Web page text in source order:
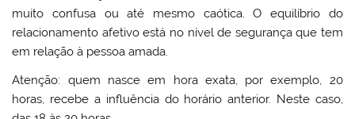
muito confusa ou até mesmo caótica. O equilíbrio do
relacionamento afetivo está no nível de segurança que tem
em relação à pessoa amada.
Atenção: quem nasce em hora exata, por exemplo, 20
horas, recebe a influência do horário anterior. Neste caso,